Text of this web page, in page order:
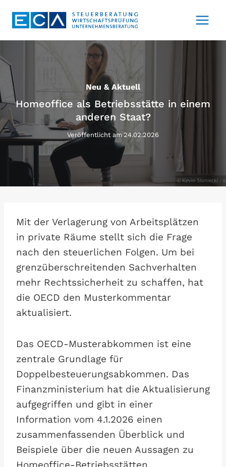
Inhalt
Neu & Aktuell
Homeoffice als Betriebsstätte in einem
anderen Staat?
Veröffentlicht am 24.02.2026
Mit der Verlagerung von Arbeitsplätzen
in private Räume stellt sich die Frage
nach den steuerlichen Folgen. Um bei
grenzüberschreitenden Sachverhalten
mehr Rechtssicherheit zu schaffen, hat
die OECD den Musterkommentar
aktualisiert.
Das OECD-Musterabkommen ist eine
zentrale Grundlage für
Doppelbesteuerungsabkommen. Das
Finanzministerium hat die Aktualisierung
aufgegriffen und gibt in einer
Information vom 4.1.2026 einen
zusammenfassenden Überblick und
Beispiele über die neuen Aussagen zu